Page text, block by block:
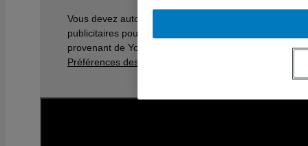
Vous devez autoriser les témoins
publicitaires pour afficher les vidéos
provenant de Youtube.
Préférences des témoins